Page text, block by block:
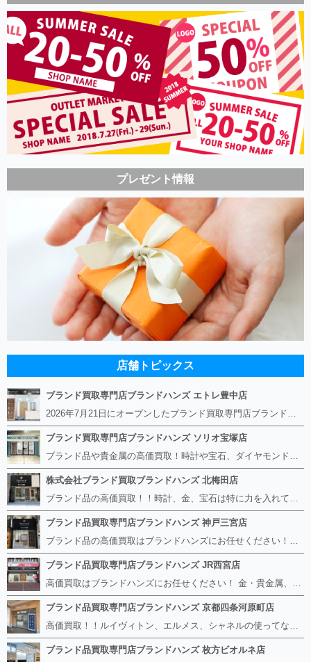
プレゼント情報
店舗トピックス
ブランド買取専門店ブランドハンズ エトレ豊中店
2026年7月21日にオープンしたブランド買取専門店ブランドハンズ エトレ豊中店です。 阪急豊中駅直結のショッピングモール エトレとよなかの１階に店舗がございます。 金・貴金属、ブランド品、時計、宝石などその他ブランド食器や美容機器、ブランド香水や化粧品などの取り扱いもございます。 熟練の鑑定士が親切・丁寧に接客、査定をさせていただきます。 査定だけでもOK。お気軽にご来店下さいませ！
ブランド買取専門店ブランドハンズ ソリオ宝塚店
ブランド品や貴金属の高価買取！時計や宝石、ダイヤモンドなど家に眠っているものがあったら捨てる前にブランドハンズへお越しください。 査定料は無料、お値段が付くものかお調べいたします！ 宅配買取もありますので使っていない古いルイヴィトンのバッグや財布、壊れているオメガの時計、千切れている金のネックレスや指輪、小型家電も取り扱っておりますのでお気軽にご利用下さい☆ その他ブランド食器、銀シルバー製品、美容機器、脱毛器、スマホなど幅広く取り扱っております！
株式会社ブランド買取ブランドハンズ 北梅田店
ブランド品の高価買取！！時計、金、宝石は特に力を入れています！ ルイヴィトン、シャネル、ロレックス、エルメスはもちろん、グッチ、プラダ、セリーヌ、フェンディなどなど、 その他ブランド食器、銀シルバー製品、美容機器、脱毛器、スマホなど幅広く取り扱っているので まずは無料査定にお越しください！ 手数料は全て無料！全国対応の宅配買取も行っておりますのでお気軽にご連絡下さい！
ブランド品買取専門店ブランドハンズ 神戸三宮店
ブランド品の高価買取はブランドハンズにお任せください！！ 高騰し続けている金・貴金属はもちろん、ルイヴィトン、エルメス、シャネル、ロレックスは特に力を入れております。 その他ブランド食器、銀シルバー製品、美容機器、脱毛器、スマホなど幅広く取り扱っております！ 鑑定士は経験豊富で親切丁寧な対応を心がけております。 鑑定書がないものでもしっかり見させて頂きます。
ブランド品買取専門店ブランドハンズ JR西宮店
高価買取はブランドハンズにお任せください！ 金・貴金属、ルイヴィトン、エルメス、シャネル、ロレックスは特に力を入れておりますが、 他店で断られたボロボロになったバッグや財布、壊れたブランド品、時計、千切れた貴金属もお買取り可能です。 経験豊富な鑑定士が宝石やダイヤモンドの鑑定書がないものでもしっかり見させて頂きます。 その他ブランド食器、銀シルバー製品、美容機器、脱毛器、スマホなど幅広く取り扱っております！ 是非お気軽にお越しください。
ブランド品買取専門店ブランドハンズ 京都四条河原町店
高価買取！！ルイヴィトン、エルメス、シャネルの使ってないものなど ブランドハンズならボロボロでも構いません。 他店に断られたものも当店ならお買取り可能です！ ロレックスやフェンディ、グッチも大歓迎です！ ブランド品や貴金属、時計、宝石、ダイヤモンドは特に高価買取ですのでお査定だけでもお待ちしております。
ブランド品買取専門店ブランドハンズ 枚方ビオルネ店